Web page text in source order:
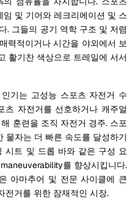
및 기어와 레크리에이션 및 스
. 그들의 공기 역학 구조 및 저렴
력적이거나 시간을 야외에서 보
활기찬 색상으로 트레일에 서서
기는 고성능 스포츠 자전거 수
자전거를 선호하거나 캐주얼
훈련을 조직 자전거 경주. 스포
물자는 더 빠른 속도를 달성하기
시트 및 드롭 바와 같은 구성 요
를 향상시킵니다.
아마추어 및 전문 사이클에 큰
전거를 위한 잠재적인 시장.